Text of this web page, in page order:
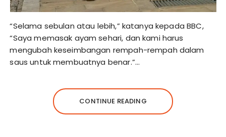
“Selama sebulan atau lebih,” katanya kepada BBC,
“Saya memasak ayam sehari, dan kami harus
mengubah keseimbangan rempah-rempah dalam
saus untuk membuatnya benar.”…
CONTINUE READING